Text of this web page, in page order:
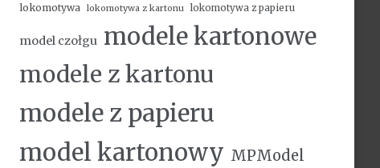
lokomotywa lokomotywa z kartonu lokomotywa z papieru
model czołgu modele kartonowe
modele z kartonu
modele z papieru
model kartonowy MPModel